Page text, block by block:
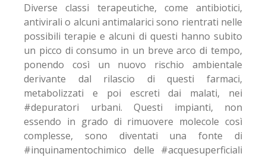
Diverse classi terapeutiche, come antibiotici,
antivirali o alcuni antimalarici sono rientrati nelle
possibili terapie e alcuni di questi hanno subito
un picco di consumo in un breve arco di tempo,
ponendo così un nuovo rischio ambientale
derivante dal rilascio di questi farmaci,
metabolizzati e poi escreti dai malati, nei
#depuratori urbani. Questi impianti, non
essendo in grado di rimuovere molecole così
complesse, sono diventati una fonte di
#inquinamentochimico delle #acquesuperficiali